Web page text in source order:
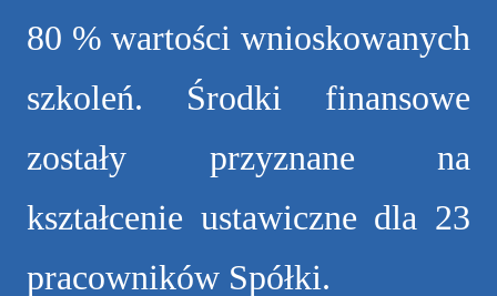
80 % wartości wnioskowanych
szkoleń. Środki finansowe
zostały przyznane na
kształcenie ustawiczne dla 23
pracowników Spółki.